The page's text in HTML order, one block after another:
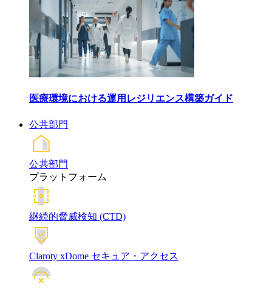
医療環境における運用レジリエンス構築ガイド
公共部門
公共部門
プラットフォーム
継続的脅威検知 (CTD)
Claroty xDome セキュア・アクセス